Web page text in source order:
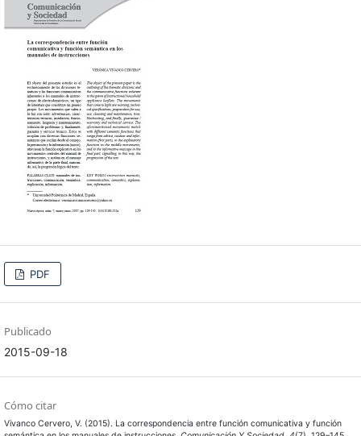
PDF
Publicado
2015-09-18
Cómo citar
Vivanco Cervero, V. (2015). La correspondencia entre función comunicativa y función